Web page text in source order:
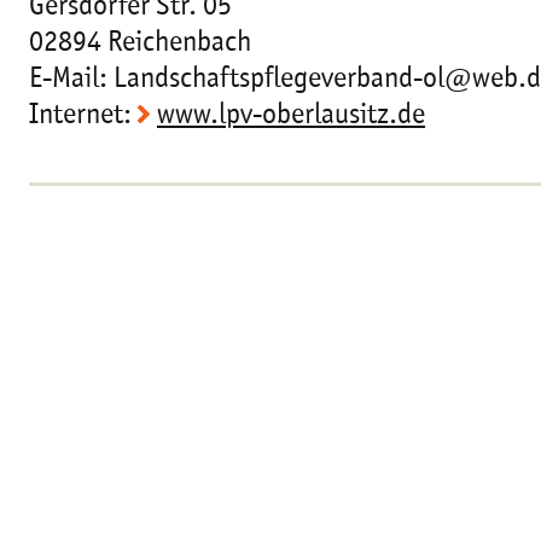
Gersdorfer Str. 05
02894 Reichenbach
E-Mail: Landschaftspflegeverband-
Internet:
www.lpv-oberlausitz.de